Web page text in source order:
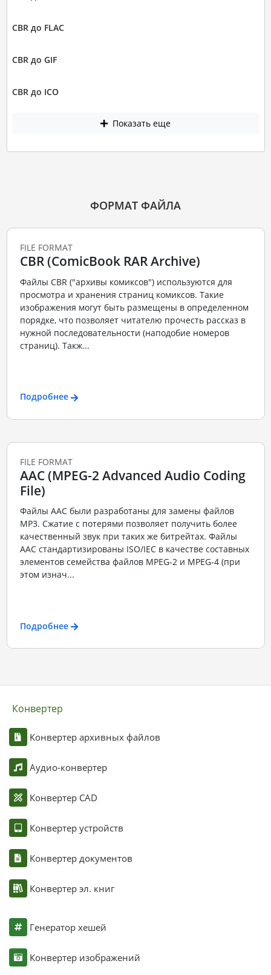
CBR до FLAC
CBR до GIF
CBR до ICO
Показать еще
ФОРМАТ ФАЙЛА
FILE FORMAT
CBR (ComicBook RAR Archive)
Файлы CBR ("архивы комиксов") используются для
просмотра и хранения страниц комиксов. Такие
изображения могут быть размещены в определенном
порядке, что позволяет читателю прочесть рассказ в
нужной последовательности (наподобие номеров
страниц). Такж...
Подробнее
FILE FORMAT
AAC (MPEG-2 Advanced Audio Coding
File)
Файлы ААС были разработаны для замены файлов
MP3. Сжатие с потерями позволяет получить более
качественный звук при таких же битрейтах. Файлы
ААС стандартизированы ISO/IEC в качестве составных
элементов семейства файлов MPEG-2 и MPEG-4 (при
этом изнач...
Подробнее
Конвертер
Конвертер архивных файлов
Аудио-конвертер
Конвертер CAD
Конвертер устройств
Конвертер документов
Конвертер эл. книг
Генератор хешей
Конвертер изображений